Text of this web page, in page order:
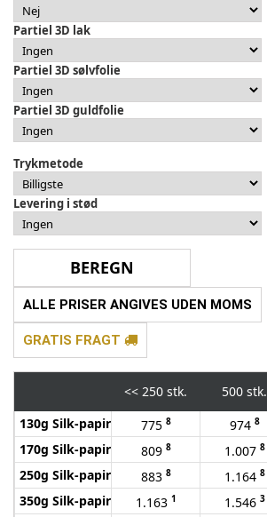
Partiel 3D lak
Partiel 3D sølvfolie
Partiel 3D guldfolie
Trykmetode
Levering i stød
ALLE PRISER ANGIVES UDEN MOMS
GRATIS FRAGT
<< 250 stk. 500 stk.
130g Silk-papir
775 8 974 8
170g Silk-papir 809 8 1.007 8
250g Silk-papir 883 8 1.164 8
350g Silk-papir 1.163 1 1.546 3